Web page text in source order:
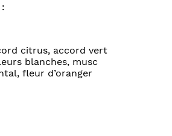
citrus, accord vert
blanches, musc
fleur d’oranger